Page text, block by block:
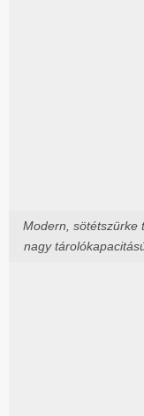
Modern, sötétszürke
nagy